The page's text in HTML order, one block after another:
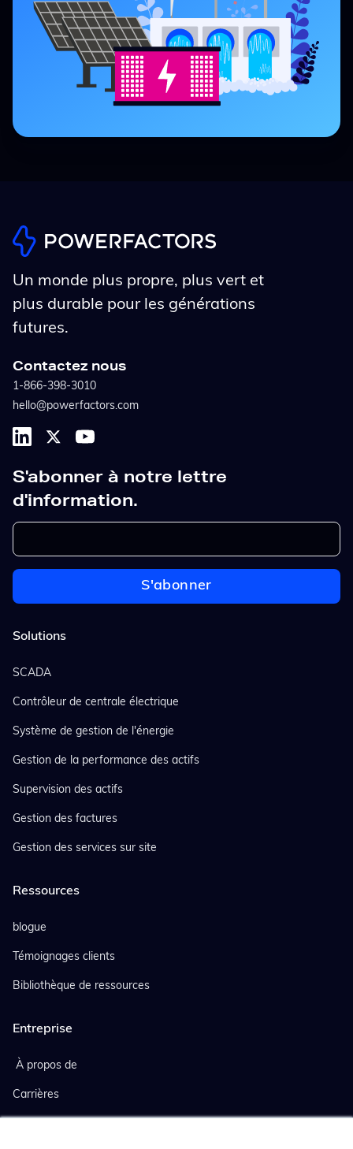
Un monde plus propre, plus vert et
plus durable pour les générations
futures.
Contactez nous
1-866-398-3010
hello@powerfactors.com
S'abonner à notre lettre
d'information.
Solutions
SCADA
Contrôleur de centrale électrique
Système de gestion de l'énergie
Gestion de la performance des actifs
Supervision des actifs
Gestion des factures
Gestion des services sur site
Ressources
blogue
Témoignages clients
Bibliothèque de ressources
Entreprise
À propos de
Carrières